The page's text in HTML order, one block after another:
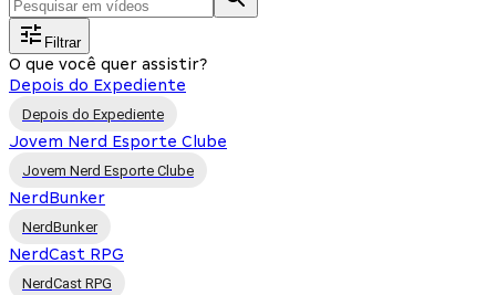
Filtrar
O que você quer assistir?
Depois do Expediente
Depois do Expediente
Jovem Nerd Esporte Clube
Jovem Nerd Esporte Clube
NerdBunker
NerdBunker
NerdCast RPG
NerdCast RPG